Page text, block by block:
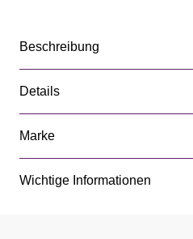
Beschreibung
Details
Marke
Wichtige Informationen